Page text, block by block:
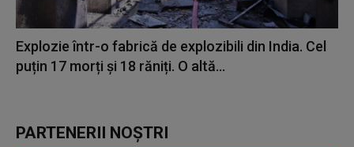
Explozie într-o fabrică de explozibili din India. Cel
puțin 17 morți și 18 răniți. O altă...
PARTENERII NOȘTRI